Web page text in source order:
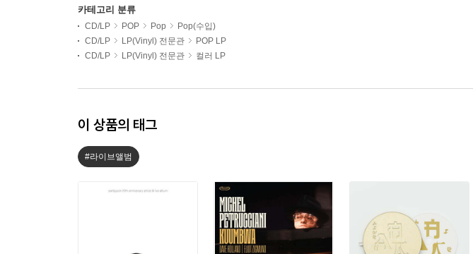
카테고리 분류
CD/LP POP Pop
Pop(수입)
CD/LP
LP(Vinyl) 전문관
POP LP
CD/LP
LP(Vinyl) 전문관 컬러 LP
이 상품의 태그
#라이브앨범